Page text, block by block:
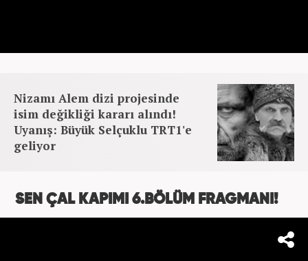
Nizamı Alem dizi projesinde
isim değikliği kararı alındı!
Uyanış: Büyük Selçuklu TRT1'e
geliyor
SEN ÇAL KAPIMI 6.BÖLÜM FRAGMANI!